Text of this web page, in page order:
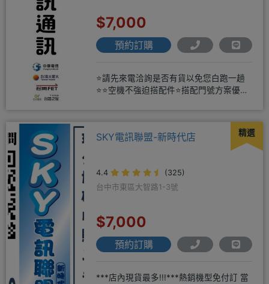
$7,000
預約訂購
⭐請先來電洽詢是否有貨以免您白跑一趟
⭐⭐空機不強迫搭配件⭐搭配門號方案優惠
精選
SKY電訊聯盟-新時代店
4.4
(325)
台中市東區大智路1-3號
$7,000
預約訂購
***店內現貨最多!!!***熱銷機型免付訂 當